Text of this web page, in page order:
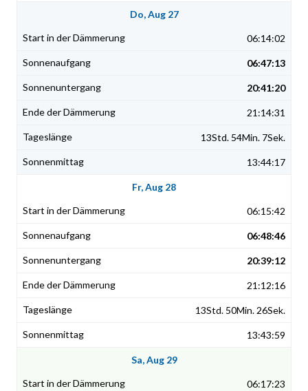
Do, Aug 27
06:14:02
06:47:13
20:41:20
21:14:31
13Std. 54Min. 7Sek.
13:44:17
Fr, Aug 28
06:15:42
06:48:46
20:39:12
21:12:16
13Std. 50Min. 26Sek.
13:43:59
Sa, Aug 29
06:17:23